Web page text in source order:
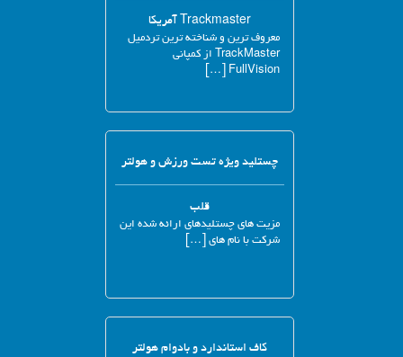
Trackmaster آمریکا
معروف ترین و شناخته ترین تردمیل
TrackMaster از کمپانی
FullVision […]
چستلید ویژه تست ورزش و هولتر
قلب
مزیت های چستلیدهای ارائه شده این
شرکت با نام های […]
کاف استاندارد و بادوام هولتر